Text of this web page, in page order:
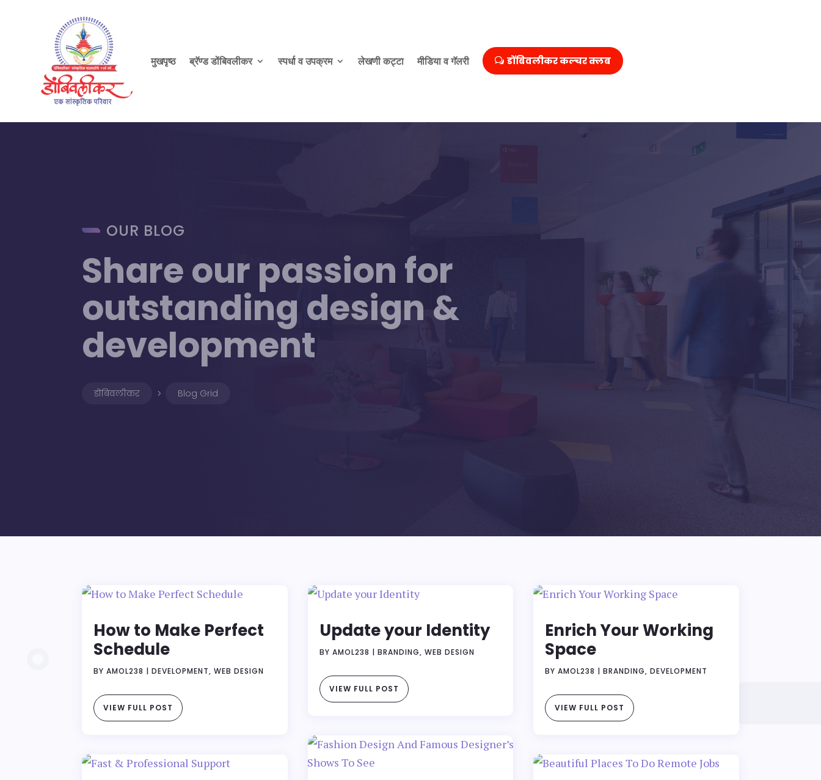
मुखपृष्ठ ब्रॅण्ड डोंबिवलीकर स्पर्धा व उपक्रम लेखणी कट्टा मीडिया व गॅलरी डोंबिवलीकर कल्चर क्लब
OUR BLOG
Share our passion for
outstanding design &
development
डोंबिवलीकर 5 Blog Grid
How to Make Perfect
Schedule
BYAMOL238 |DEVELOPMENT,WEB DESIGN
VIEW FULL POST
Update your Identity
BY AMOL238 | BRANDING, WEB DESIGN
VIEW FULL POST
Enrich Your Working
Space
BY AMOL238 | BRANDING, DEVELOPMENT
VIEW FULL POST